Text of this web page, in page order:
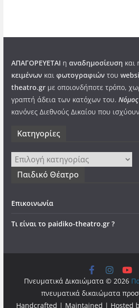
ΑΠΑΓΟΡΕΥΕΤΑΙ η αναδημοσίευση και
κειμένωνκαι φωτογραφιώντου
theatro.grμε οποιονδήποτε τρόπο,
γραπτή άδεια των κατόχων του.
κανόνες Διεθνούς Δικαίου που
Kατηγορίες
Kατηγορίες
Παιδικό Θέατρο
Επικοινωνία
Τι είναι το paidiko-theatro.gr ?
Πνευματικά Δικαιώματα © 2026
πνευματικά δικαιώματα
Handcrafted | Maintained | Hosted